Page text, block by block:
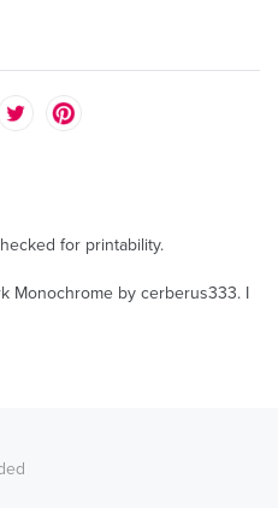
for printability.
Monochrome by cerberus333. I